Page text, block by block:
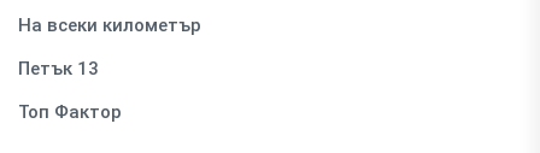
На всеки километър
Петък 13
Топ Фактор